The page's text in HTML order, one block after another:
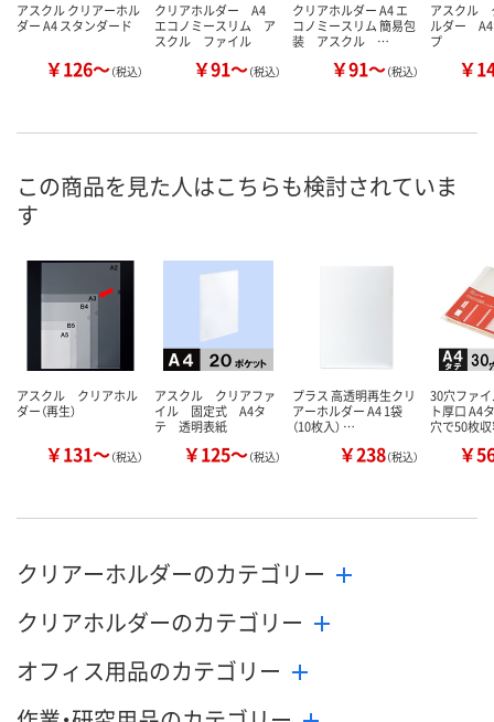
アスクル クリアーホル
ダー A4 スタンダード
￥126～（税込）
クリアホルダー A4
エコノミースリム ア
スクル ファイル
￥91～（税込）
クリアホルダー A4 エ
コノミースリム 簡易包
装 アスクル …
￥91～（税込）
アスクル
ルダー
プ
￥
この商品を見た人はこちらも検討されていま
す
アスクル クリアホル
ダー（再生）
￥131～（税込）
アスクル クリアファ
イル 固定式 A4タ
テ 透明表紙
￥125～（税込）
プラス 高透明再生クリ
アーホルダー A4 1袋
（10枚入） …
￥238（税込）
30穴ファ
ト厚口 A4
穴で50枚
￥
クリアーホルダーのカテゴリー
クリアホルダーのカテゴリー
オフィス用品のカテゴリー